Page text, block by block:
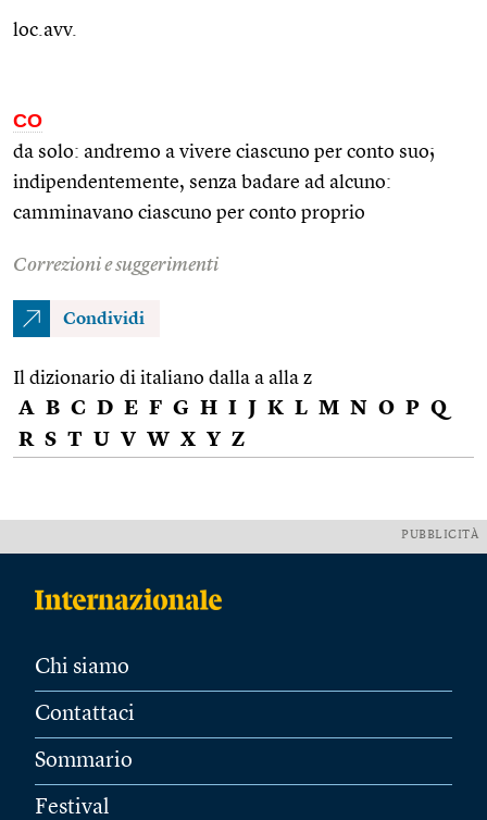
loc.avv.
CO
da solo: andremo a vivere ciascuno per conto suo;
indipendentemente, senza badare ad alcuno:
camminavano ciascuno per conto proprio
Correzioni e suggerimenti
Condividi
Il dizionario di italiano dalla a alla z
A B C D E F G H I J K L M N O P Q
R S T U V W X Y Z
PUBBLICITÀ
Chi siamo
Contattaci
Sommario
Festival